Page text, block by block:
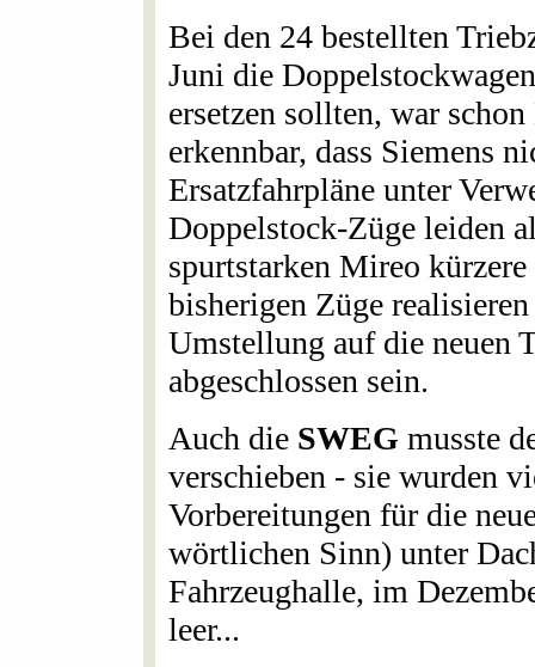
Bei den 24 bestellten
Juni die
ersetzen sollten, war
erkennbar, dass Siemens
Ersatzfahrpläne unter
Doppelstock-Züge leiden
spurtstarken Mireo
bisherigen Züge
Umstellung auf die neuen
abgeschlossen sein.
Auch die SWEG musste
verschieben - sie wurden
Vorbereitungen für die
wörtlichen Sinn) unter
Fahrzeughalle, im
leer...